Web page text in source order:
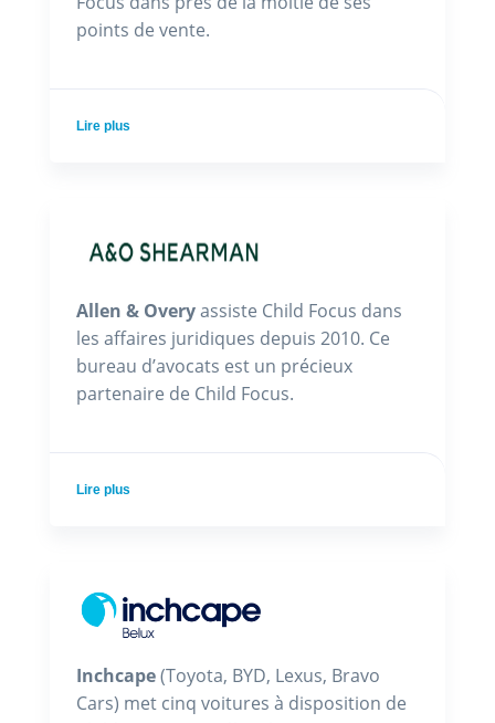
points de vente.
Lire plus
Allen & Overyassiste Child Focus dans
les affaires juridiques depuis 2010. Ce
bureau d’avocats est un précieux
partenaire de Child Focus.
Lire plus
Inchcape(Toyota, BYD, Lexus, Bravo
Cars) met cinq voitures à disposition de